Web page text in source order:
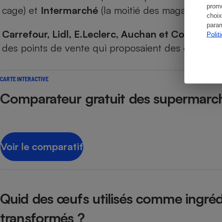
cage) et Intermarché (la moitié des magasins
Carrefour, Lidl, E.Leclerc, Auchan et
des points de vente qui proposaient des œufs de
CARTE INTERACTIVE
Comparateur gratuit des
Voir le comparatif
Quid des œufs utilisés comme
transformés ?